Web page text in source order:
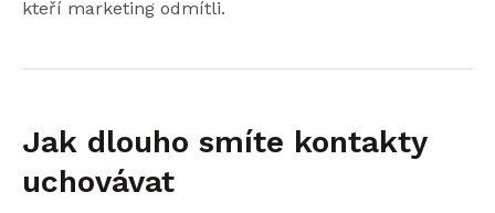
kteří marketing odmítli.
Jak dlouho smíte kontakty
uchovávat